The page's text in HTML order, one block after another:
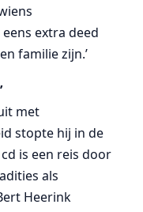
extra deed
familie zijn.’
met
stopte hij in de
is een reis door
als
Heerink